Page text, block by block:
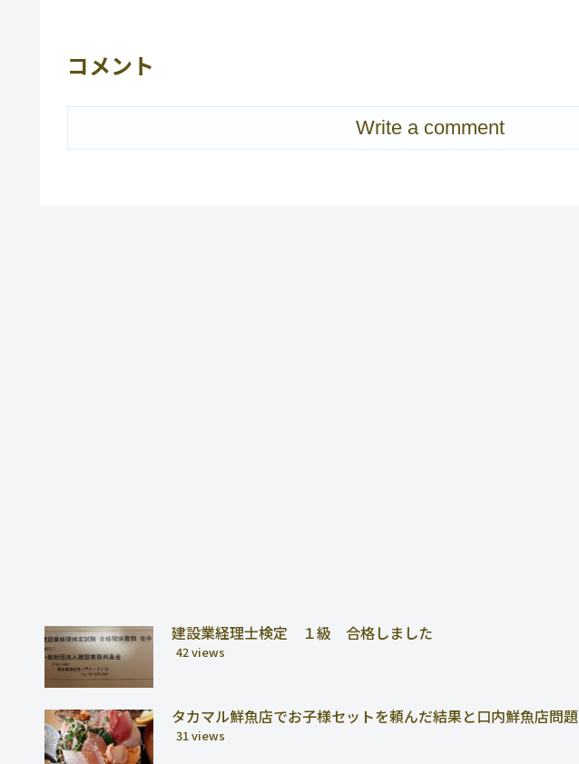
コメント
Write a comment
建設業経理士検定 １級 合格しました
42 views
タカマル鮮魚店でお子様セットを頼んだ結果と口内鮮魚店問題
31 views